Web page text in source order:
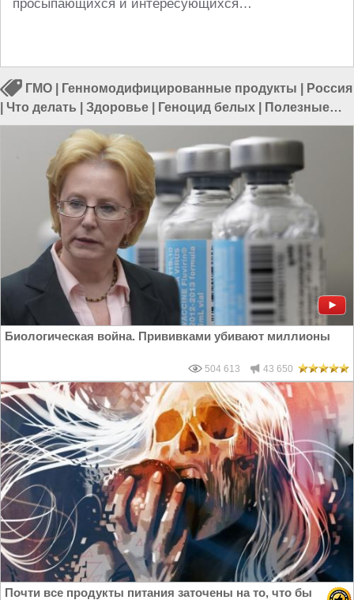
просыпающихся и интересующихся…
ГМО Генномодифицированные продукты
Россия
Что делать Здоровье Геноцид белых
Полезные
советы
Биологическая война. Прививками убивают миллионы
504 613 43 650
Почти все продукты питания заточены на то, что бы